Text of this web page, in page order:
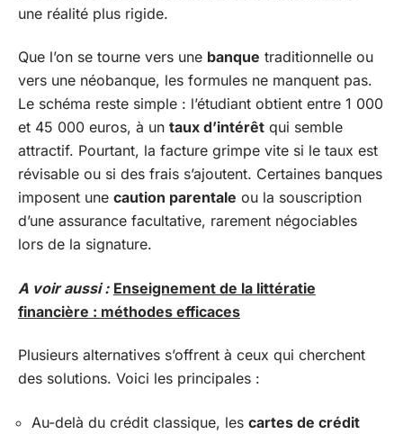
une réalité plus rigide.
Que l’on se tourne vers une banque traditionnelle ou
vers une néobanque, les formules ne manquent pas.
Le schéma reste simple : l’étudiant obtient entre 1 000
et 45 000 euros, à un taux d’intérêt qui semble
attractif. Pourtant, la facture grimpe vite si le taux est
révisable ou si des frais s’ajoutent. Certaines banques
imposent une caution parentale ou la souscription
d’une assurance facultative, rarement négociables
lors de la signature.
A voir aussi : Enseignement de la littératie
financière : méthodes efficaces
Plusieurs alternatives s’offrent à ceux qui cherchent
des solutions. Voici les principales :
Au-delà du crédit classique, les cartes de crédit